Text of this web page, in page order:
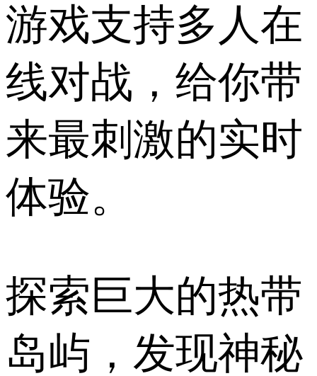
游戏支持多人在
线对战，给你带
来最刺激的实时
体验。
探索巨大的热带
岛屿，发现神秘